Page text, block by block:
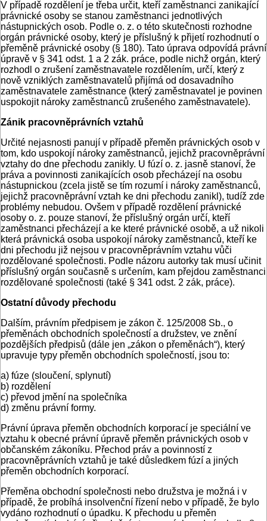
V případě rozdělení je třeba určit, kteří zaměstnanci zanikající
právnické osoby se stanou zaměstnanci jednotlivých
nástupnických osob. Podle o. z. o této skutečnosti rozhodne
orgán právnické osoby, který je příslušný k přijetí rozhodnutí o
přeměně právnické osoby (§ 180). Tato úprava odpovídá právní
úpravě v § 341 odst. 1 a 2 zák. práce, podle nichž orgán, který
rozhodl o zrušení zaměstnavatele rozdělením, určí, který z
nově vzniklých zaměstnavatelů přijímá od dosavadního
zaměstnavatele zaměstnance (který zaměstnavatel je povinen
uspokojit nároky zaměstnanců zrušeného zaměstnavatele).
Zánik pracovněprávních vztahů
Určité nejasnosti panují v případě přeměn právnických osob v
tom, kdo uspokojí nároky zaměstnanců, jejichž pracovněprávní
vztahy do dne přechodu zanikly. U fúzí o. z. jasně stanoví, že
práva a povinnosti zanikajících osob přecházejí na osobu
nástupnickou (zcela jistě se tím rozumí i nároky zaměstnanců,
jejichž pracovněprávní vztah ke dni přechodu zanikl), tudíž zde
problémy nebudou. Ovšem v případě rozdělení právnické
osoby o. z. pouze stanoví, že příslušný orgán určí, kteří
zaměstnanci přecházejí a ke které právnické osobě, a už nikoli
která právnická osoba uspokojí nároky zaměstnanců, kteří ke
dni přechodu již nejsou v pracovněprávním vztahu vůči
rozdělované společnosti. Podle názoru autorky tak musí učinit
příslušný orgán současně s určením, kam přejdou zaměstnanci
rozdělované společnosti (také § 341 odst. 2 zák, práce).
Ostatní důvody přechodu
Dalším, právním předpisem je zákon č. 125/2008 Sb., o
přeměnách obchodních společností a družstev, ve znění
pozdějších předpisů (dále jen „zákon o přeměnách“), který
upravuje typy přeměn obchodních společností, jsou to:
a) fúze (sloučení, splynutí)
b) rozdělení
c) převod jmění na společníka
d) změnu právní formy.
Právní úprava přeměn obchodních korporací je speciální ve
vztahu k obecné právní úpravě přeměn právnických osob v
občanském zákoníku. Přechod práv a povinností z
pracovněprávních vztahů je také důsledkem fúzí a jiných
přeměn obchodních korporací.
Přeměna obchodní společnosti nebo družstva je možná i v
případě, že probíhá insolvenční řízení nebo v případě, že bylo
vydáno rozhodnutí o úpadku. K přechodu u přeměn